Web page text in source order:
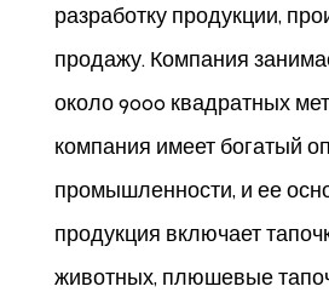
разработку продукции,
продажу. Компания
около 9000 квадратных
компания имеет богатый
промышленности, и ее
продукция включает
животных, плюшевые